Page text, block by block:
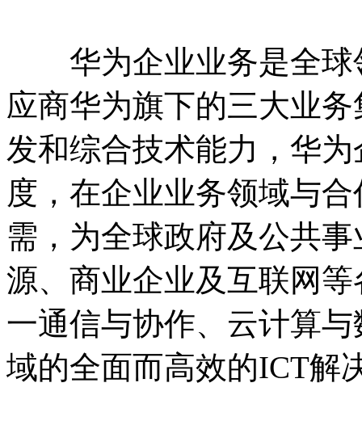
华为企业业务是全球
应商华为旗下的三大业
发和综合技术能力，华
度，在企业业务领域与
需，为全球政府及公共
源、商业企业及互联网
一通信与协作、云计算
域的全面而高效的ICT解